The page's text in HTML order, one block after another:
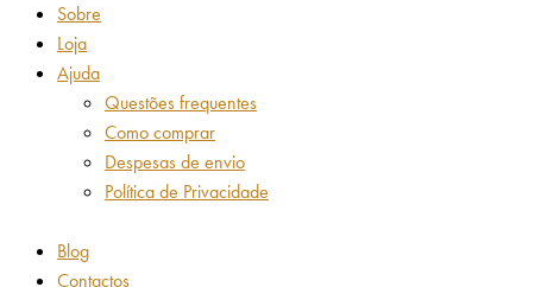
Sobre
Loja
Ajuda
Questões frequentes
Como comprar
Despesas de envio
Política de Privacidade
Blog
Contactos